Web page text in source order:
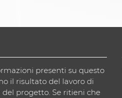
presenti su questo
il risultato del lavoro di
del progetto. Se ritieni che